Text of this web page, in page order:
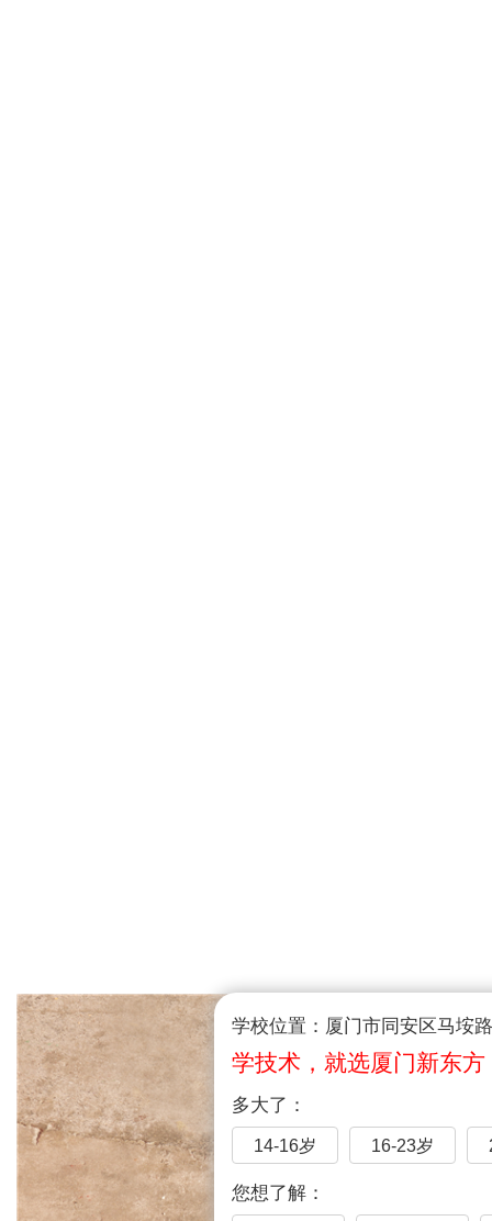
学校位置：厦门市同安区马垵
学技术，就选厦门新东方
多大了：
14-16岁 16-23岁
您想了解：